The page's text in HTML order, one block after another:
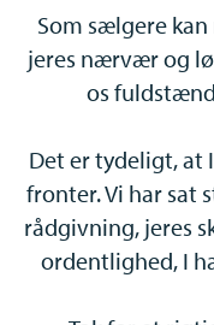
deres første bolig
kan virke helt forkert
godt at sikre både sig
huskøb. Og her kan vi
Som sælgere
jeres nærvær og
os
Det er tydeligt, at
fronter. Vi har sat
rådgivning, jeres
ordentlighed, I